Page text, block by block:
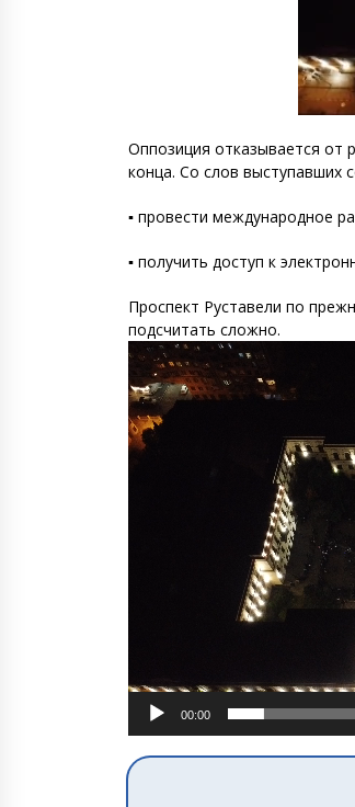
Оппозиция отказывается от
конца. Со слов выступавших
▪️ провести международное
▪️ получить доступ к
Проспект Руставели по
подсчитать сложно.
Видеоплеер
00:00